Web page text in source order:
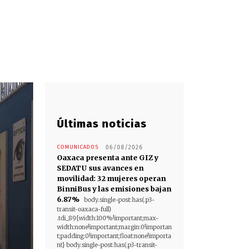
Últimas noticias
COMUNICADOS 06/08/2026
Oaxaca presenta ante GIZ y
SEDATU sus avances en
movilidad: 32 mujeres operan
BinniBus y las emisiones bajan
6.87%
body.single-post:has(.p3-
transit-oaxaca-full)
.tdi_89{width:100%!important;max-
width:none!important;margin:0!importan
t;padding:0!important;float:none!importa
nt} body.single-post:has(.p3-transit-